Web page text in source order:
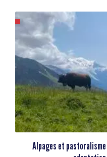
Alpages et